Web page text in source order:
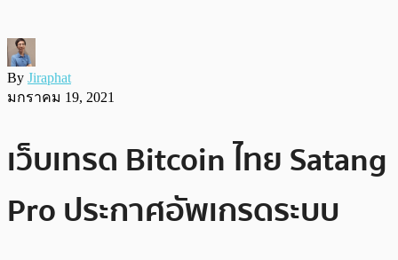
By Jiraphat
มกราคม 19, 2021
เว็บเทรด Bitcoin ไทย Satang
Pro ประกาศอัพเกรดระบบ